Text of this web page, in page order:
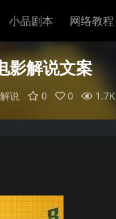
小品剧本 网络教程
影解说文案
说 0 0 1.7K